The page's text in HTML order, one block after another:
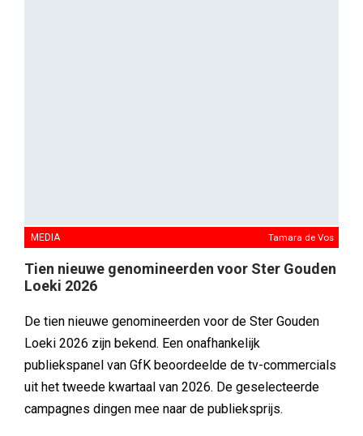
MEDIA Tamara de Vos
Tien nieuwe genomineerden voor Ster Gouden
Loeki 2026
De tien nieuwe genomineerden voor de Ster Gouden
Loeki 2026 zijn bekend. Een onafhankelijk
publiekspanel van GfK beoordeelde de tv-commercials
uit het tweede kwartaal van 2026. De geselecteerde
campagnes dingen mee naar de publieksprijs.